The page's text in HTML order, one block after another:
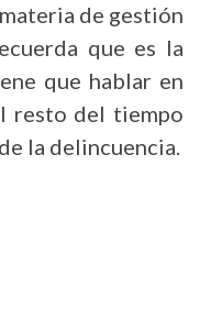
de gestión
que es la
que hablar en
resto del tiempo
la delincuencia.